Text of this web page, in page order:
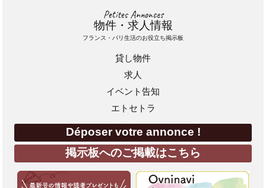
Petites Annonces
物件・求人情報
フランス・パリ生活のお役立ち掲示板
貸し物件
求人
イベント告知
エトセトラ
Déposer votre annonce !
掲示板へのご掲載はこちら